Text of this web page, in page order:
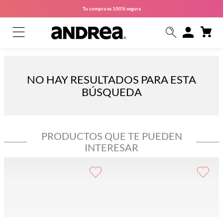
Tu compra es 100% segura
NO HAY RESULTADOS PARA ESTA
BÚSQUEDA
PRODUCTOS QUE TE PUEDEN
INTERESAR